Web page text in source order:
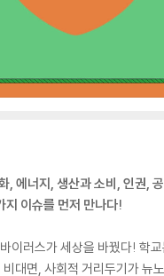
, 에너지, 생산과 소비, 인권,
지 이슈를 먼저 만나다!
이러스가 세상을 바꿨다! 학
대면, 사회적 거리두기가 뉴